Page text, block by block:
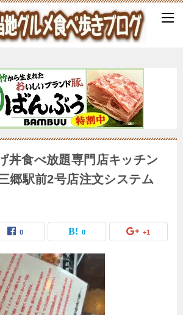
丼食べ放題専門店キッチン
郷駅前2号店注文システム
0 0 +1